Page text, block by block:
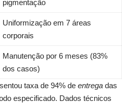
pigmentação
Uniformização em 7 áreas
corporais
Manutenção por 6 meses (83%
dos casos)
taxa de 94% de entrega das
especificado. Dados técnicos